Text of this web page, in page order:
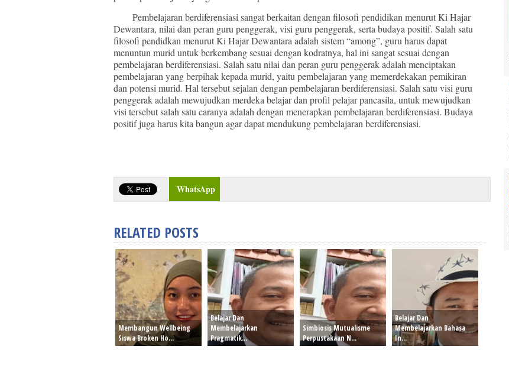
Pembelajaran berdiferensiasi sangat berkaitan dengan filosofi pendidikan menurut Ki Hajar
Dewantara, nilai dan peran guru penggerak, visi guru penggerak, serta budaya positif. Salah satu
filosofi pendidkan menurut Ki Hajar Dewantara adalah sistem “among”, guru harus dapat
menuntun murid untuk berkembang sesuai dengan kodratnya, hal ini sangat sesuai dengan
pembelajaran berdiferensiasi. Salah satu nilai dan peran guru penggerak adalah menciptakan
pembelajaran yang berpihak kepada murid, yaitu pembelajaran yang memerdekakan pemikiran
dan potensi murid. Hal tersebut sejalan dengan pembelajaran berdiferensiasi. Salah satu visi guru
penggerak adalah mewujudkan merdeka belajar dan profil pelajar pancasila, untuk mewujudkan
visi tersebut salah satu caranya adalah dengan menerapkan pembelajaran berdiferensiasi. Budaya
positif juga harus kita bangun agar dapat mendukung pembelajaran berdiferensiasi.
WhatsApp
RELATED POSTS
Membangun Wellbeing
Siswa Broken Ho...
Belajar Dan
Membelajarkan
Pragmatik...
Simbiosis Mutualisme
Perpustakaan N...
Belajar Dan
Membelajarkan Bahasa
In...